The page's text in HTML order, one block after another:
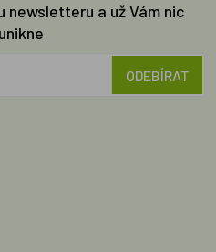
newsletteru a už Vám nic
ODEBÍRAT